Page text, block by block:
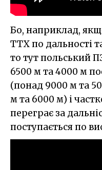
Бо, наприклад,
ТТХ по дальності
то тут польський
6500 м та 4000 м
(понад 9000 м та
м та 6000 м) і
переграє за
поступається по